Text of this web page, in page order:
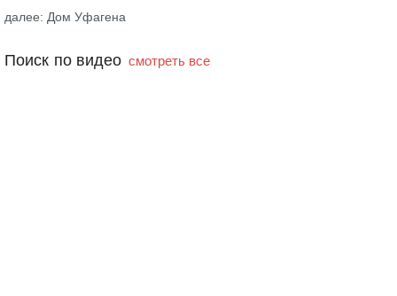
далее: Дом Уфагена
Поиск по видео смотреть все